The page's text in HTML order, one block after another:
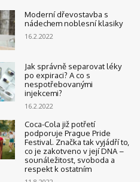
Moderní dřevostavba s
nádechem noblesní klasiky
16.2.2022
Jak správně separovat léky
po expiraci? A co s
nespotřebovanými
injekcemi?
16.2.2022
Coca-Cola již potřetí
podporuje Prague Pride
Festival. Značka tak vyjádří to,
co je zakotveno v její DNA –
sounáležitost, svoboda a
respekt k ostatním